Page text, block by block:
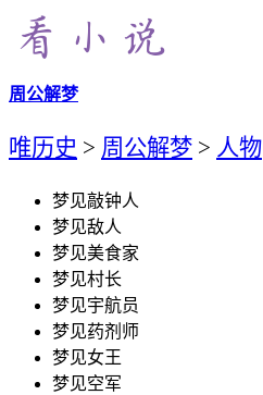
周公解梦
唯历史 > 周公解梦 > 人物
梦见敲钟人
梦见敌人
梦见美食家
梦见村长
梦见宇航员
梦见药剂师
梦见女王
梦见空军